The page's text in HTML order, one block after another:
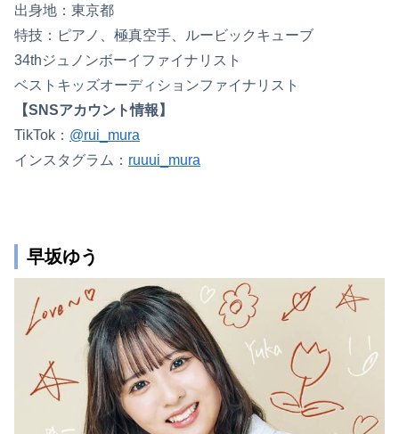
出身地：東京都
特技：ピアノ、極真空手、ルービックキューブ
34thジュノンボーイファイナリスト
ベストキッズオーディションファイナリスト
【SNSアカウント情報】
TikTok： @rui_mura
インスタグラム： ruuui_mura
早坂ゆう